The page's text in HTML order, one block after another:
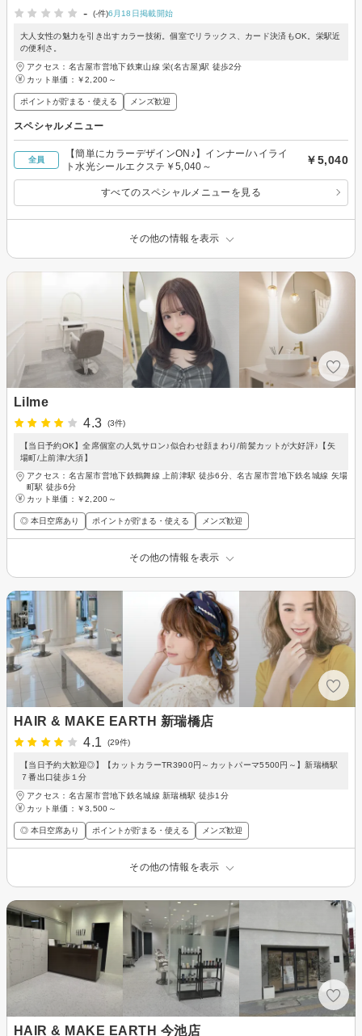
-
(-件)6月18日掲載開始
大人女性の魅力を引き出すカラー技術。個室でリラックス、カード決済もOK。栄駅近
の便利さ。
アクセス：名古屋市営地下鉄東山線 栄(名古屋)駅 徒歩2分
カット単価： ￥2,200～
ポイントが貯まる・使える メンズ歓迎
スペシャルメニュー
全員
【簡単にカラーデザインON♪】インナー/ハイライ
ト水光シールエクステ￥5,040～
￥5,040
すべてのスペシャルメニューを見る
その他の情報を表示
Lilme
4.3
(3件)
【当日予約OK】全席個室の人気サロン♪似合わせ顔まわり/前髪カットが大好評♪【矢
場町/上前津/大須】
アクセス：名古屋市営地下鉄鶴舞線 上前津駅 徒歩6分、名古屋市営地下鉄名城線 矢場
町駅 徒歩6分
カット単価： ￥2,200～
◎ 本日空席あり ポイントが貯まる・使える メンズ歓迎
その他の情報を表示
HAIR & MAKE EARTH 新瑞橋店
4.1
(29件)
【当日予約大歓迎◎】【カットカラーTR3900円～カットパーマ5500円～】新瑞橋駅
７番出口徒歩１分
アクセス：名古屋市営地下鉄名城線 新瑞橋駅 徒歩1分
カット単価： ￥3,500～
◎ 本日空席あり ポイントが貯まる・使える メンズ歓迎
その他の情報を表示
HAIR & MAKE EARTH 今池店